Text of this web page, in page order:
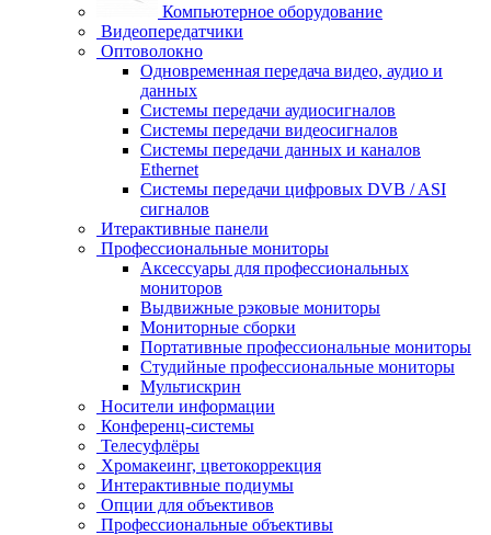
Компьютерное оборудование
Видеопередатчики
Оптоволокно
Одновременная передача видео, аудио и
данных
Системы передачи аудиосигналов
Системы передачи видеосигналов
Системы передачи данных и каналов
Ethernet
Системы передачи цифровых DVB / ASI
сигналов
Итерактивные панели
Профессиональные мониторы
Аксессуары для профессиональных
мониторов
Выдвижные рэковые мониторы
Мониторные сборки
Портативные профессиональные мониторы
Студийные профессиональные мониторы
Мультискрин
Носители информации
Конференц-системы
Телесуфлёры
Хромакеинг, цветокоррекция
Интерактивные подиумы
Опции для объективов
Профессиональные объективы